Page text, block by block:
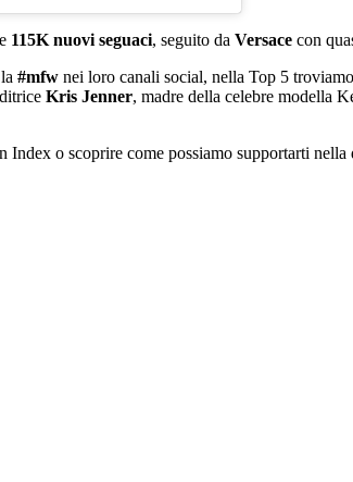
115K nuovi seguaci, seguito daVersace con
la#mfw nei loro canali social, nella Top 5
Kris Jenner, madre della celebre modella
Index o scoprire come possiamo supportarti